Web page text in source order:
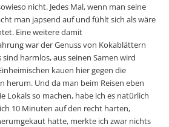
nicht. Jedes Mal, wenn man seine
man japsend auf und fühlt sich als wäre
Eine weitere damit
war der Genuss von Kokablättern
harmlos, aus seinen Samen wird
kauen hier gegen die
herum. Und da man beim Reisen eben
Lokals so machen, habe ich es natürlich
10 Minuten auf den recht harten,
hatte, merkte ich zwar nichts